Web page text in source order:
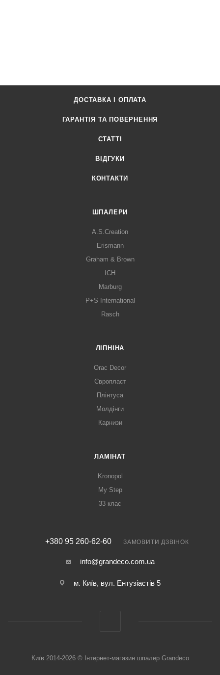
ДОСТАВКА І ОПЛАТА
ГАРАНТІЯ ТА ПОВЕРНЕННЯ
СТАТТІ
ВІДГУКИ
КОНТАКТИ
ШПАЛЕРИ
A.S.Creation
Erismann
Graham & Brown
ICH
Marburg
P+S International
Rasch
ЛІПНІНА
Orac Decor
Європласт
Плінтуса
Молдінги
Карнизи
ЛАМІНАТ
Kronopol
My Step
33 клас
+380 95 260-62-60 ЗАМОВИТИ ДЗВІНОК
info@grandeco.com.ua
м. Київ, вул. Ентузіастів 5
Київ 2014-2026 © Інтернет-магазин шпалер Grandeco